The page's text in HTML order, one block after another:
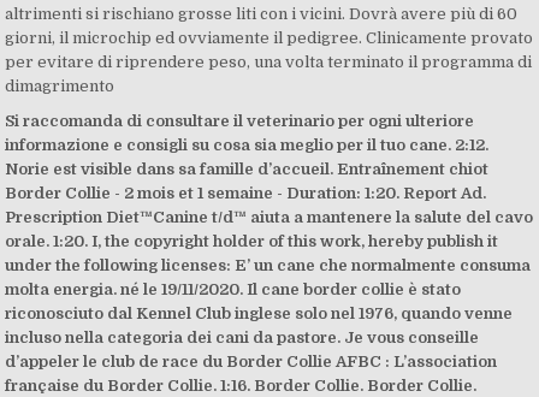
altrimenti si rischiano grosse liti con i vicini. Dovrà avere più di 60
giorni, il microchip ed ovviamente il pedigree. Clinicamente provato
per evitare di riprendere peso, una volta terminato il programma di
dimagrimento
Si raccomanda di consultare il veterinario per ogni ulteriore
informazione e consigli su cosa sia meglio per il tuo cane. 2:12.
Norie est visible dans sa famille d’accueil. Entraînement chiot
Border Collie - 2 mois et 1 semaine - Duration: 1:20. Report Ad.
Prescription Diet™Canine t/d™ aiuta a mantenere la salute del cavo
orale. 1:20. I, the copyright holder of this work, hereby publish it
under the following licenses: E’ un cane che normalmente consuma
molta energia. né le 19/11/2020. Il cane border collie è stato
riconosciuto dal Kennel Club inglese solo nel 1976, quando venne
incluso nella categoria dei cani da pastore. Je vous conseille
d’appeler le club de race du Border Collie AFBC : L’association
française du Border Collie. 1:16. Border Collie. Border Collie.